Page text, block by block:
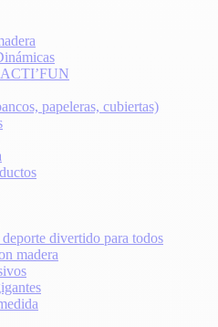
papeleras, cubiertas)
divertido para todos
madera